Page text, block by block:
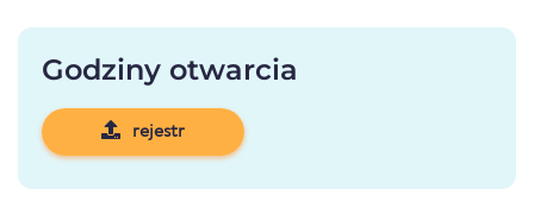
Godziny otwarcia
rejestr